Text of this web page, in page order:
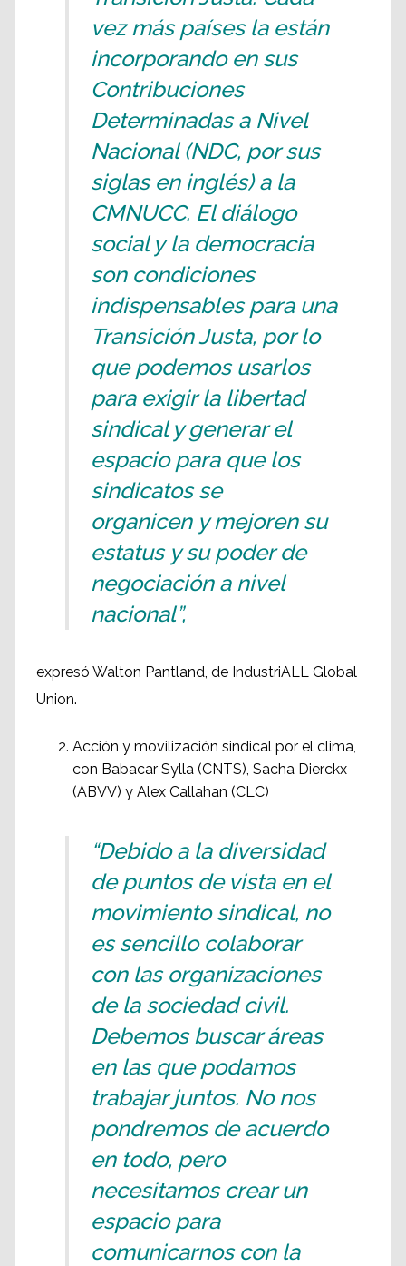
vez más países la están
incorporando en sus
Contribuciones
Determinadas a Nivel
Nacional (NDC, por sus
siglas en inglés) a la
CMNUCC. El diálogo
social y la democracia
son condiciones
indispensables para una
Transición Justa, por lo
que podemos usarlos
para exigir la libertad
sindical y generar el
espacio para que los
sindicatos se
organicen y mejoren su
estatus y su poder de
negociación a nivel
nacional”,
expresó Walton Pantland, de IndustriALL Global
Union.
Acción y movilización sindical por el clima,
con Babacar Sylla (CNTS), Sacha Dierckx
(ABVV) y Alex Callahan (CLC)
“Debido a la diversidad
de puntos de vista en el
movimiento sindical, no
es sencillo colaborar
con las organizaciones
de la sociedad civil.
Debemos buscar áreas
en las que podamos
trabajar juntos. No nos
pondremos de acuerdo
en todo, pero
necesitamos crear un
espacio para
comunicarnos con la